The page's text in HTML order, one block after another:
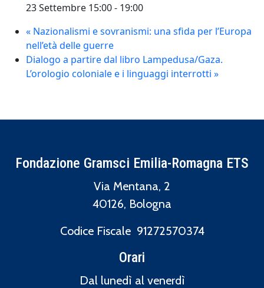
23 Settembre 15:00- 19:00
« Nazionalismi e sovranismi: una sfida per l’Europa
nell’età delle guerre
Dialogo a partire dal libro Lampedusa/Gaza.
L’orologio coloniale e i linguaggi interrotti »
Fondazione Gramsci Emilia-Romagna ETS
Via Mentana, 2
40126, Bologna
Codice Fiscale 91272570374
Orari
Dal lunedì al venerdì